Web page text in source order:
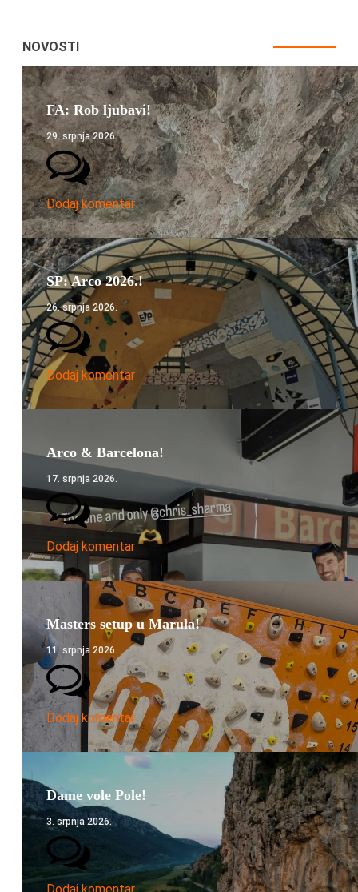
NOVOSTI
FA: Rob ljubavi!
29. srpnja 2026.
Dodaj komentar
SP: Arco 2026.!
26. srpnja 2026.
Dodaj komentar
Arco & Barcelona!
17. srpnja 2026.
Dodaj komentar
Masters setup u Marula!
11. srpnja 2026.
Dodaj komentar
Dame vole Pole!
3. srpnja 2026.
Dodaj komentar